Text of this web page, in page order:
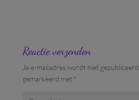
Reactie verzenden
Je e-mailadres wordt niet gepubliceerd.
gemarkeerd met *